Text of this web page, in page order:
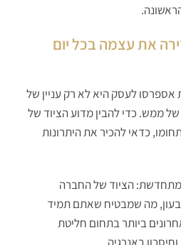
את עצמה בכל יום
אספרסו לעסק היא לא רק עניין של
ממש. כדי להבין מדוע הציוד של
כדאי להכיר את היתרונות
הציוד של החברה
מה שמבטיח שאתם תמיד
ביותר בתחום חליטת